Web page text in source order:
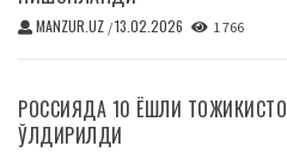
MANZUR.UZ /13.02.2026 1 766
РОССИЯДА 10 ЁШЛИ
ЎЛДИРИЛДИ